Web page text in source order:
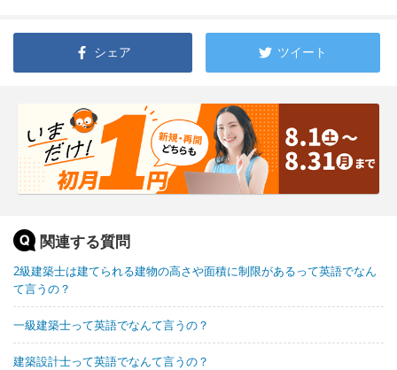
シェア ツイート
関連する質問
2級建築士は建てられる建物の高さや面積に制限があるって英語でなん
て言うの？
一級建築士って英語でなんて言うの？
建築設計士って英語でなんて言うの？